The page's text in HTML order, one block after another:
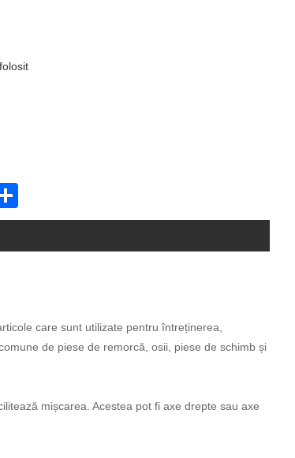
care sunt utilizate pentru întreținerea,
de piese de remorcă, osii, piese de schimb și
mișcarea. Acestea pot fi axe drepte sau axe